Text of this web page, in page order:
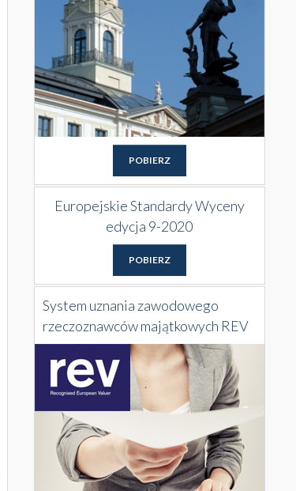
POBIERZ
Europejskie Standardy Wyceny
edycja 9-2020
POBIERZ
System uznania zawodowego
rzeczoznawców majątkowych REV